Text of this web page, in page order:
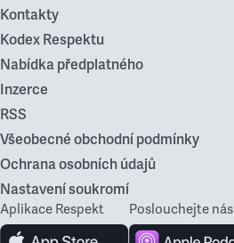
Kontakty
Kodex Respektu
Nabídka předplatného
Inzerce
RSS
Všeobecné obchodní podmínky
Ochrana osobních údajů
Nastavení soukromí
Aplikace Respekt Poslouchejte nás